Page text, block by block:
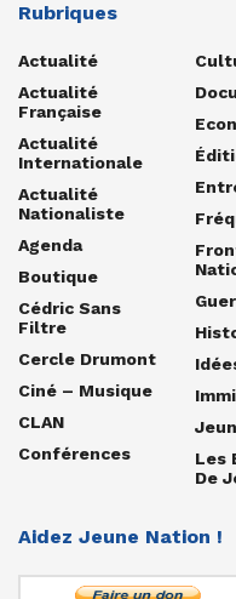
Rubriques
Actualité
Actualité
Française
Actualité
Internationale
Actualité
Nationaliste
Agenda
Boutique
Cédric Sans
Filtre
Cercle Drumont
Ciné – Musique
CLAN
Conférences
Les
De
Aidez Jeune Nation !